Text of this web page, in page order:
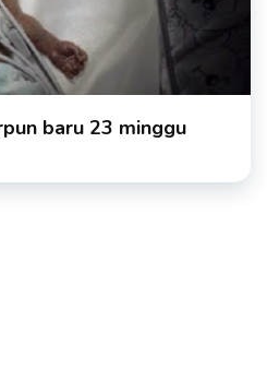
baru 23 minggu